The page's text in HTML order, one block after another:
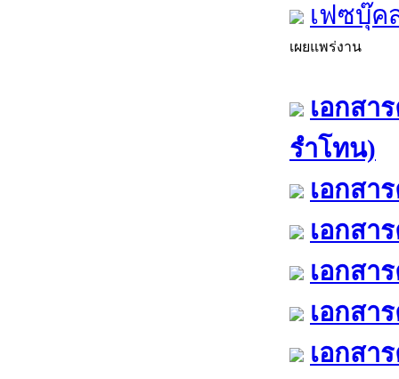
เฟซบุ๊ค
เผยแพร่งาน
เอกสา
รำโทน)
เอกสา
เอกสา
เอกสา
เอกสา
เอกสา